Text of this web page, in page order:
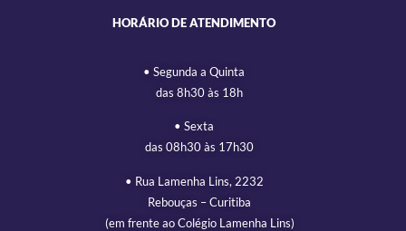
HORÁRIO DE ATENDIMENTO
• Segunda a Quinta
das 8h30 às 18h
• Sexta
das 08h30 às 17h30
• Rua Lamenha Lins, 2232
Rebouças – Curitiba
(em frente ao Colégio Lamenha Lins)